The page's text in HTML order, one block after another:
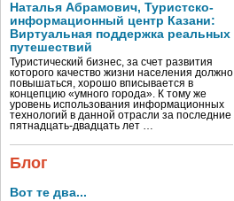
Наталья Абрамович, Туристско-
информационный центр Казани:
Виртуальная поддержка реальных
путешествий
Туристический бизнес, за счет развития
которого качество жизни населения должно
повышаться, хорошо вписывается в
концепцию «умного города». К тому же
уровень использования информационных
технологий в данной отрасли за последние
пятнадцать-двадцать лет …
Блог
Вот те два...